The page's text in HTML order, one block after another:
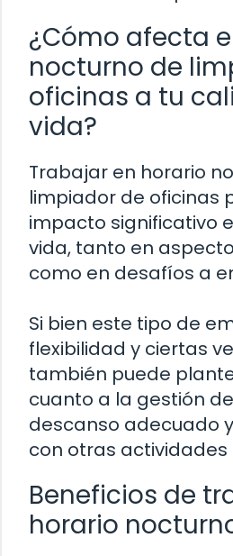
¿Cómo afecta
nocturno de
oficinas a tu
vida?
Trabajar en horario
limpiador de oficinas
impacto significativo
vida, tanto en
como en desafíos a
Si bien este tipo de
flexibilidad y ciertas
también puede
cuanto a la gestión
descanso adecuado
con otras actividades
Beneficios de
horario